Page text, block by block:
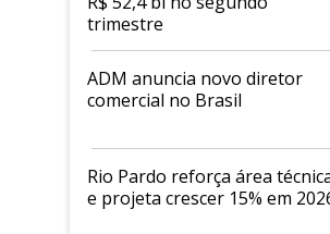
trimestre
ADM anuncia novo diretor
comercial no Brasil
Rio Pardo reforça área
e projeta crescer 15% em